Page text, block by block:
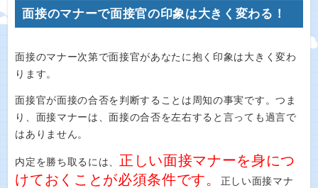
面接のマナーで面接官の印象は大きく変わる！
面接のマナー次第で面接官があなたに抱く印象は大きく変わ
ります。
面接官が面接の合否を判断することは周知の事実です。つま
り、面接マナーは、面接の合否を左右すると言っても過言で
はありません。
内定を勝ち取るには、 正しい面接マナーを身につ
けておくことが必須条件です。
正しい面接マナ